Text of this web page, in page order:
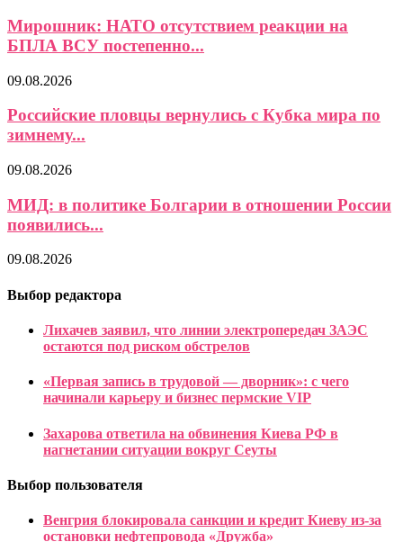
Мирошник: НАТО отсутствием реакции на
БПЛА ВСУ постепенно...
09.08.2026
Российские пловцы вернулись с Кубка мира по
зимнему...
09.08.2026
МИД: в политике Болгарии в отношении России
появились...
09.08.2026
Выбор редактора
Лихачев заявил, что линии электропередач ЗАЭС
остаются под риском обстрелов
«Первая запись в трудовой — дворник»: с чего
начинали карьеру и бизнес пермские VIP
Захарова ответила на обвинения Киева РФ в
нагнетании ситуации вокруг Сеуты
Выбор пользователя
Венгрия блокировала санкции и кредит Киеву из-за
остановки нефтепровода «Дружба»